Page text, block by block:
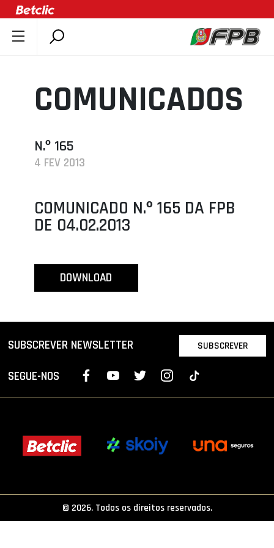
DOCUMENTOS
ÚLTIMAS
ASSOCIAÇÕES
CLUBES
AGENDA
SELEÇÕES
ÁREA TÉCNICA
PROJETOS
LIGA BETCLIC FEMININA
COMUNICADOS
N.º 165
4 FEV 2013
COMUNICADO N.º 165 DA FPB
DE 04.02.2013
DOWNLOAD
SUBSCREVER NEWSLETTER SUBSCREVER
SEGUE-NOS
© 2026. Todos os direitos reservados.